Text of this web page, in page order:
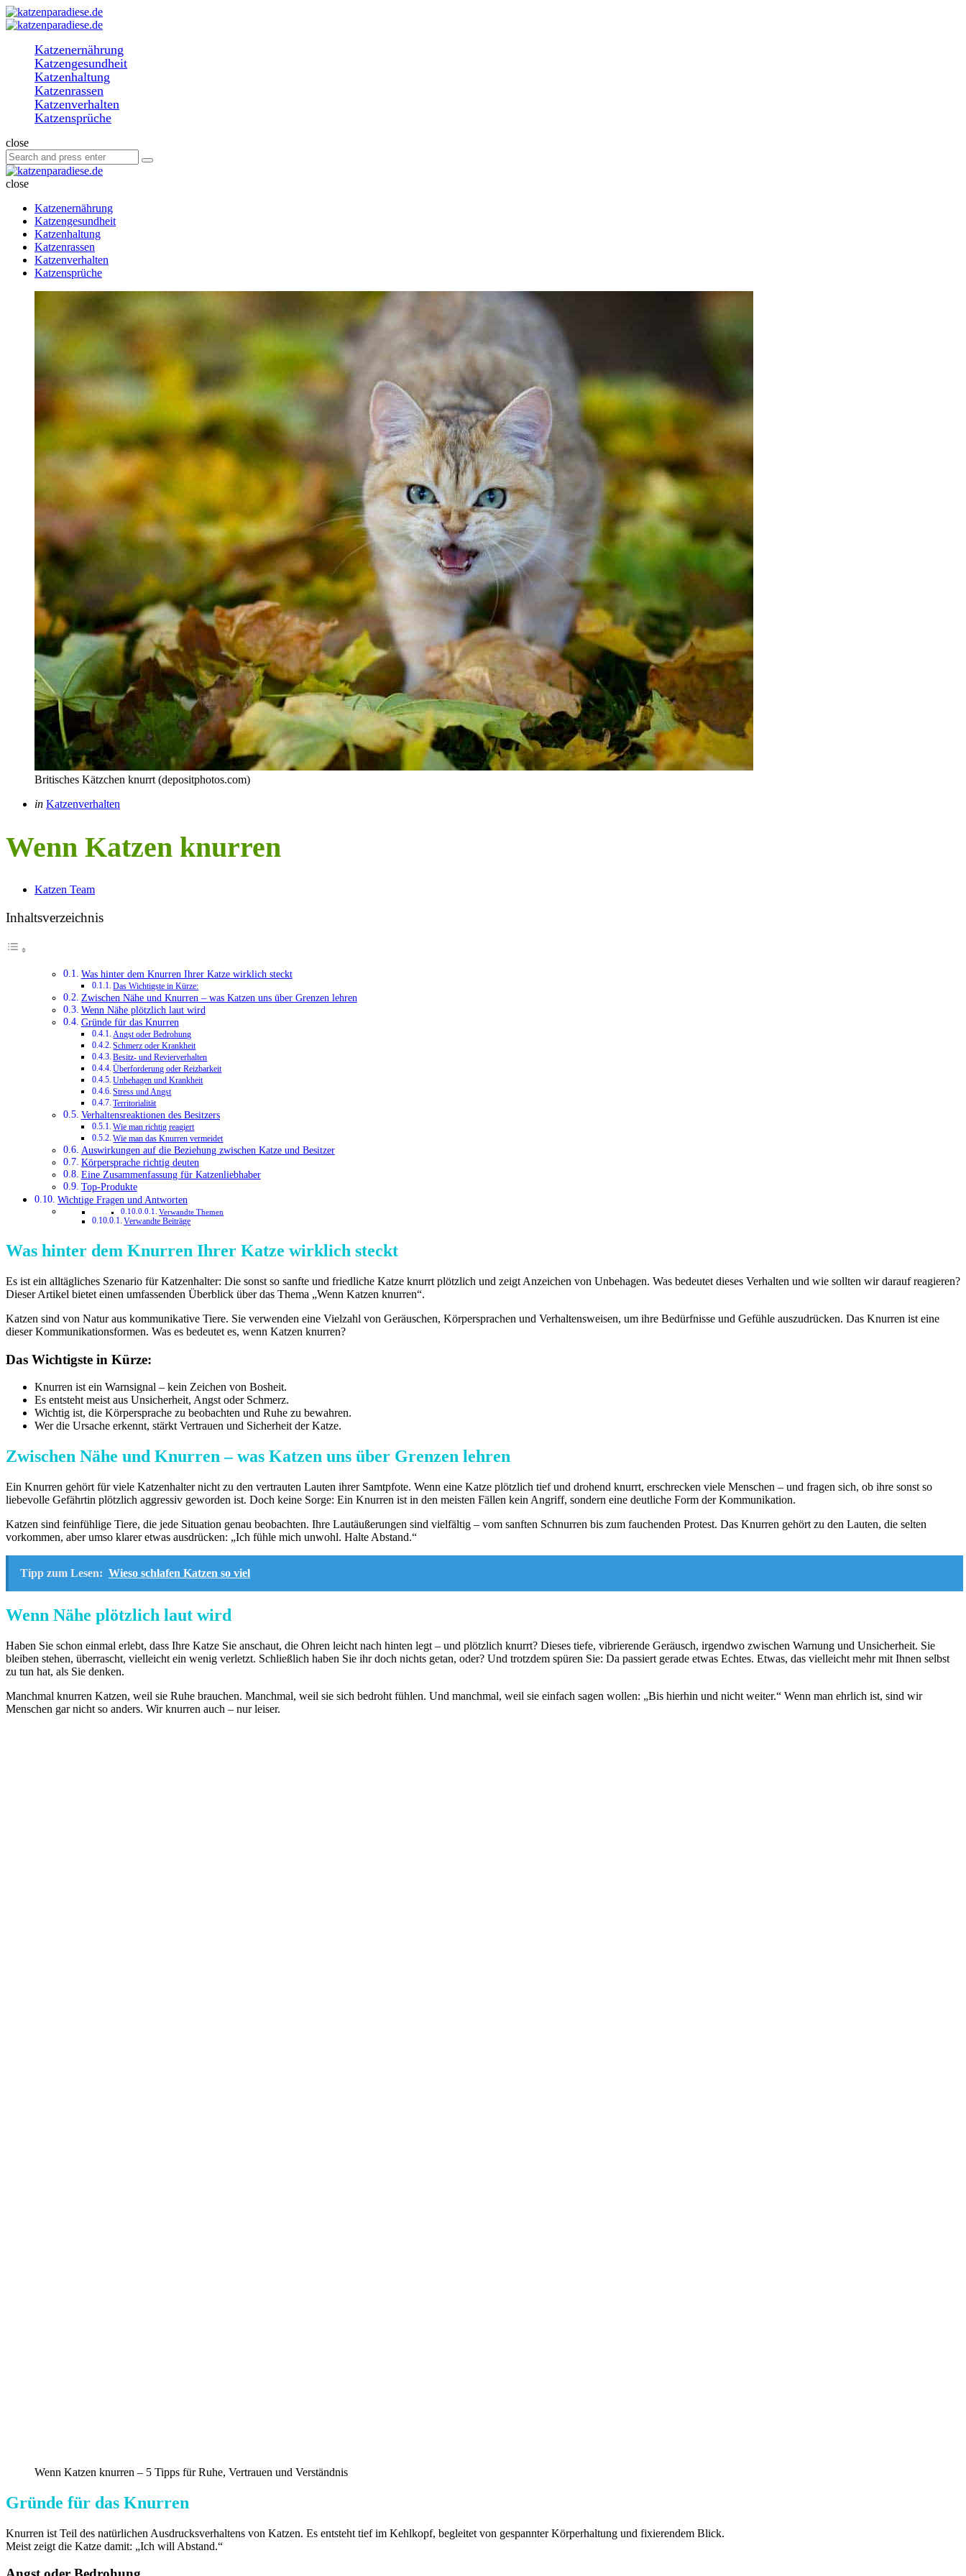
Menu
Search
katzenparadiese.de
Katzenernährung
Katzengesundheit
Katzenhaltung
Katzenrassen
Katzenverhalten
Katzensprüche
Search
close
Search
for:
Search
katzenparadiese.de
close
Katzenernährung
Katzengesundheit
Katzenhaltung
Katzenrassen
Katzenverhalten
Katzensprüche
Britisches Kätzchen knurrt (depositphotos.com)
Categories
Posted
in Katzenverhalten
Wenn Katzen knurren
Posted
Katzen Team
Inhaltsverzeichnis
Was hinter dem Knurren Ihrer Katze wirklich steckt
Das Wichtigste in Kürze:
Zwischen Nähe und Knurren – was Katzen uns über Grenzen lehren
Wenn Nähe plötzlich laut wird
Gründe für das Knurren
Angst oder Bedrohung
Schmerz oder Krankheit
Besitz- und Revierverhalten
Überforderung oder Reizbarkeit
Unbehagen und Krankheit
Stress und Angst
Territorialität
Verhaltensreaktionen des Besitzers
Wie man richtig reagiert
Wie man das Knurren vermeidet
Auswirkungen auf die Beziehung zwischen Katze und Besitzer
Körpersprache richtig deuten
Eine Zusammenfassung für Katzenliebhaber
Top-Produkte
Wichtige Fragen und Antworten
Verwandte Themen
Verwandte Beiträge
Was hinter dem Knurren Ihrer Katze wirklich steckt
Es ist ein alltägliches Szenario für Katzenhalter: Die sonst so sanfte und friedliche Katze knurrt plötzlich und zeigt Anzeichen von Unbehagen. Was bedeutet dieses Verhalten und wie sollten wir darauf reagieren?
Dieser Artikel bietet einen umfassenden Überblick über das Thema „Wenn Katzen knurren“.
Katzen sind von Natur aus kommunikative Tiere. Sie verwenden eine Vielzahl von Geräuschen, Körpersprachen und Verhaltensweisen, um ihre Bedürfnisse und Gefühle auszudrücken. Das Knurren ist eine
dieser Kommunikationsformen. Was es bedeutet es, wenn Katzen knurren?
Das Wichtigste in Kürze:
Knurren ist ein Warnsignal – kein Zeichen von Bosheit.
Es entsteht meist aus Unsicherheit, Angst oder Schmerz.
Wichtig ist, die Körpersprache zu beobachten und Ruhe zu bewahren.
Wer die Ursache erkennt, stärkt Vertrauen und Sicherheit der Katze.
Zwischen Nähe und Knurren – was Katzen uns über Grenzen lehren
Ein Knurren gehört für viele Katzenhalter nicht zu den vertrauten Lauten ihrer Samtpfote. Wenn eine Katze plötzlich tief und drohend knurrt, erschrecken viele Menschen – und fragen sich, ob ihre sonst so
liebevolle Gefährtin plötzlich aggressiv geworden ist. Doch keine Sorge: Ein Knurren ist in den meisten Fällen kein Angriff, sondern eine deutliche Form der Kommunikation.
Katzen sind feinfühlige Tiere, die jede Situation genau beobachten. Ihre Lautäußerungen sind vielfältig – vom sanften Schnurren bis zum fauchenden Protest. Das Knurren gehört zu den Lauten, die selten
vorkommen, aber umso klarer etwas ausdrücken: „Ich fühle mich unwohl. Halte Abstand.“
Tipp zum Lesen: Wieso schlafen Katzen so viel
Wenn Nähe plötzlich laut wird
Haben Sie schon einmal erlebt, dass Ihre Katze Sie anschaut, die Ohren leicht nach hinten legt – und plötzlich knurrt? Dieses tiefe, vibrierende Geräusch, irgendwo zwischen Warnung und Unsicherheit. Sie
bleiben stehen, überrascht, vielleicht ein wenig verletzt. Schließlich haben Sie ihr doch nichts getan, oder? Und trotzdem spüren Sie: Da passiert gerade etwas Echtes. Etwas, das vielleicht mehr mit Ihnen selbst
zu tun hat, als Sie denken.
Manchmal knurren Katzen, weil sie Ruhe brauchen. Manchmal, weil sie sich bedroht fühlen. Und manchmal, weil sie einfach sagen wollen: „Bis hierhin und nicht weiter.“ Wenn man ehrlich ist, sind wir
Menschen gar nicht so anders. Wir knurren auch – nur leiser.
Wenn Katzen knurren – 5 Tipps für Ruhe, Vertrauen und Verständnis
Gründe für das Knurren
Knurren ist Teil des natürlichen Ausdrucksverhaltens von Katzen. Es entsteht tief im Kehlkopf, begleitet von gespannter Körperhaltung und fixierendem Blick.
Meist zeigt die Katze damit: „Ich will Abstand.“